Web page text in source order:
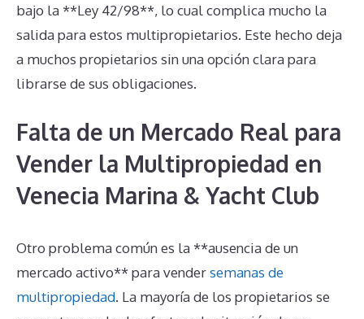
bajo la **Ley 42/98**, lo cual complica mucho la
salida para estos multipropietarios. Este hecho deja
a muchos propietarios sin una opción clara para
librarse de sus obligaciones.
Falta de un Mercado Real para
Vender la Multipropiedad en
Venecia Marina & Yacht Club
Otro problema común es la **ausencia de un
mercado activo** para vendersemanas de
multipropiedad. La mayoría de los propietarios se